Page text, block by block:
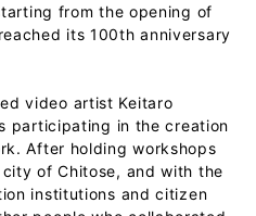
from the opening of
its 100th anniversary
video artist Keitaro
participating in the creation
After holding workshops
of Chitose, and with the
institutions and citizen